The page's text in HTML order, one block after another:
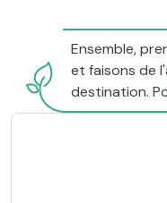
Ensemble,
et faisons de
destination.